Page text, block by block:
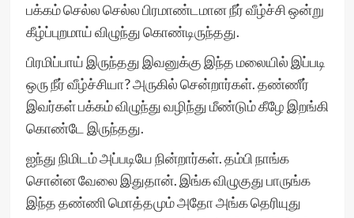
பக்கம் செல்ல செல்ல பிரமாண்டமான நீர் வீழ்ச்சி ஒன்று
கீழ்ப்புறமாய் விழுந்து கொண்டிருந்தது.
பிரமிப்பாய் இருந்தது இவனுக்கு இந்த மலையில் இப்படி
ஒரு நீர் வீழ்ச்சியா? அருகில் சென்றார்கள். தண்ணீர்
இவர்கள் பக்கம் விழுந்து வழிந்து மீண்டும் கீழே இறங்கி
கொண்டே இருந்தது.
ஐந்து நிமிடம் அப்படியே நின்றார்கள். தம்பி நாங்க
சொன்ன வேலை இதுதான். இங்க விழுகுது பாருங்க
இந்த தண்ணி மொத்தமும் அதோ அங்க தெரியுது